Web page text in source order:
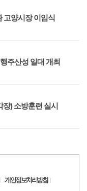
고양시장 이임식
주산성 일대 개최
) 소방훈련 실시
개인정보처리방침